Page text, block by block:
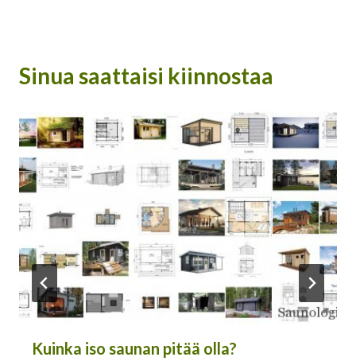
Sinua saattaisi kiinnostaa
Kuinka iso saunan pitää olla?